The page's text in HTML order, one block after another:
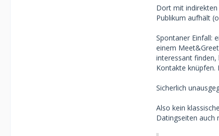
Dort mit
Publikum aufhält
Spontaner Einfall:
einem
interessant finden,
Kontakte knüpfen.
Sicherlich
Also kein
Datingseiten auch